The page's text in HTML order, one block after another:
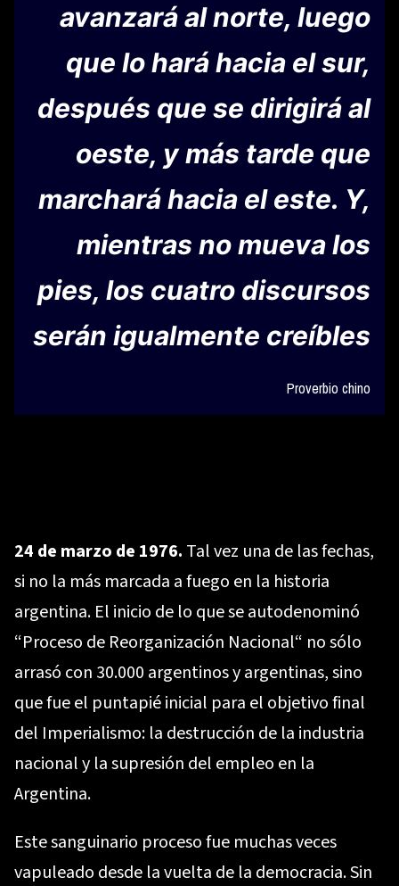
avanzará al norte, luego
que lo hará hacia el sur,
después que se dirigirá al
oeste, y más tarde que
marchará hacia el este. Y,
mientras no mueva los
pies, los cuatro discursos
serán igualmente creíbles
Proverbio chino
24 de marzo de 1976. Tal vez una de las fechas,
si no la más marcada a fuego en la historia
argentina. El inicio de lo que se autodenominó
“Proceso de Reorganización Nacional“ no sólo
arrasó con 30.000 argentinos y argentinas, sino
que fue el puntapié inicial para el objetivo final
del Imperialismo: la destrucción de la industria
nacional y la supresión del empleo en la
Argentina.
Este sanguinario proceso fue muchas veces
vapuleado desde la vuelta de la democracia. Sin